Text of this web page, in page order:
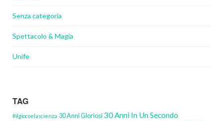
Senza categoria
Spettacolo & Magia
Unife
TAG
#ilgiocoelascienza 30 Anni Gloriosi30 Anni In Un Secondo